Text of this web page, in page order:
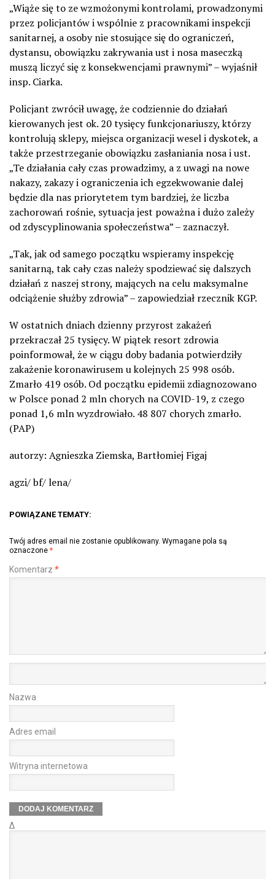
„Wiąże się to ze wzmożonymi kontrolami, prowadzonymi
przez policjantów i wspólnie z pracownikami inspekcji
sanitarnej, a osoby nie stosujące się do ograniczeń,
dystansu, obowiązku zakrywania ust i nosa maseczką
muszą liczyć się z konsekwencjami prawnymi” – wyjaśnił
insp. Ciarka.
Policjant zwrócił uwagę, że codziennie do działań
kierowanych jest ok. 20 tysięcy funkcjonariuszy, którzy
kontrolują sklepy, miejsca organizacji wesel i dyskotek, a
także przestrzeganie obowiązku zasłaniania nosa i ust.
„Te działania cały czas prowadzimy, a z uwagi na nowe
nakazy, zakazy i ograniczenia ich egzekwowanie dalej
będzie dla nas priorytetem tym bardziej, że liczba
zachorowań rośnie, sytuacja jest poważna i dużo zależy
od zdyscyplinowania społeczeństwa” – zaznaczył.
„Tak, jak od samego początku wspieramy inspekcję
sanitarną, tak cały czas należy spodziewać się dalszych
działań z naszej strony, mających na celu maksymalne
odciążenie służby zdrowia” – zapowiedział rzecznik KGP.
W ostatnich dniach dzienny przyrost zakażeń
przekraczał 25 tysięcy. W piątek resort zdrowia
poinformował, że w ciągu doby badania potwierdziły
zakażenie koronawirusem u kolejnych 25 998 osób.
Zmarło 419 osób. Od początku epidemii zdiagnozowano
w Polsce ponad 2 mln chorych na COVID-19, z czego
ponad 1,6 mln wyzdrowiało. 48 807 chorych zmarło.
(PAP)
autorzy: Agnieszka Ziemska, Bartłomiej Figaj
agzi/ bf/ lena/
POWIĄZANE TEMATY:
Twój adres email nie zostanie opublikowany. Wymagane pola są
oznaczone *
Komentarz *
Nazwa
Adres email
Witryna internetowa
Δ